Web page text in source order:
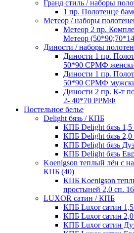
Гранд стиль / наборы
1 пр. Полотенце
Метеор / наборы
Метеор 2 пр.
Метеор
Диности / наборы
Диности 1 пр.
50*90 СРМФ
Диности 1 пр.
50*90 СРМФ
Диности 2 пр. К-т
2- 40*70 РРМФ
Постельное белье
Delight бязь / КПБ
КПБ Delight бязь 1,5
КПБ Delight бязь
КПБ Delight бязь
КПБ Delight бязь
Koenigson теплый лён с
КПБ (40)
КПБ Koenigson
простыней 2,0 сп.
LUXOR сатин / КПБ
КПБ Luxor сатин 1,5
КПБ Luxor сатин
КПБ Luxor сатин